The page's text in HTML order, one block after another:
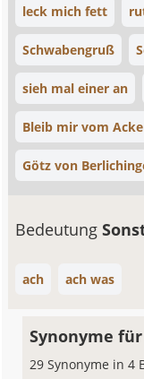
leck mich fett
Schwabengruß
sieh mal einer an
Bleib mir vom
Götz von
Bedeutung
ach ach was
Synonyme
29 Synonyme in 4